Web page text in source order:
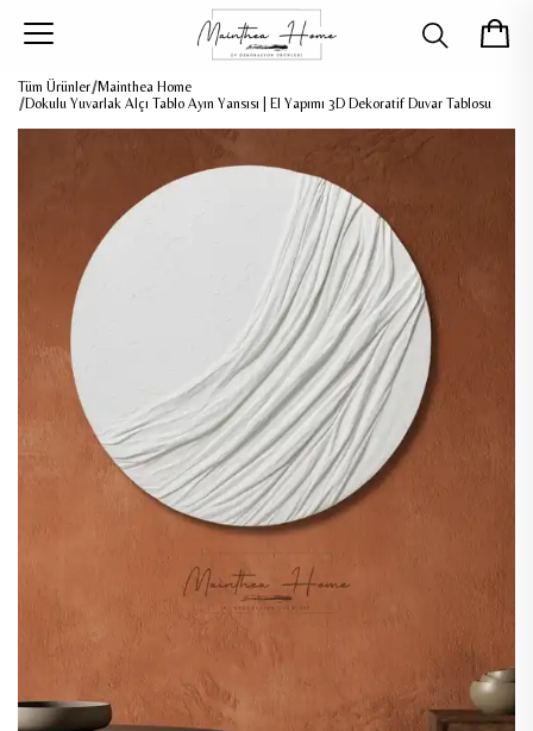
Tüm Ürünler Mainthea Home
Dokulu Yuvarlak Alçı Tablo Ayın Yansısı | El Yapımı 3D Dekoratif Duvar Tablosu